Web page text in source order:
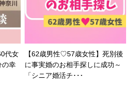
代女
の幸
【62歳男性♡57歳女性】死別後
に事実婚のお相手探しに成功～
「シニア婚活チ･･･